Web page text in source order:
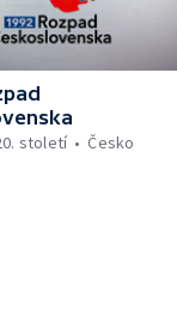
století Česko